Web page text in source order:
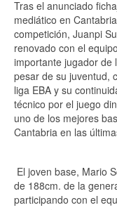
Tras el anunciado
mediático en
competición, Juanpi
renovado con el
importante jugador de
pesar de su juventud,
liga EBA y su
técnico por el juego
uno de los mejores
Cantabria en las
El joven base, Mario
de 188cm. de la
participando con el